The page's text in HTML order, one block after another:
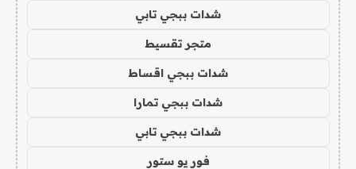
شدات ببجي تابي
متجر تقسيط
شدات ببجي اقساط
شدات ببجي تمارا
شدات ببجي تابي
فور يو ستور